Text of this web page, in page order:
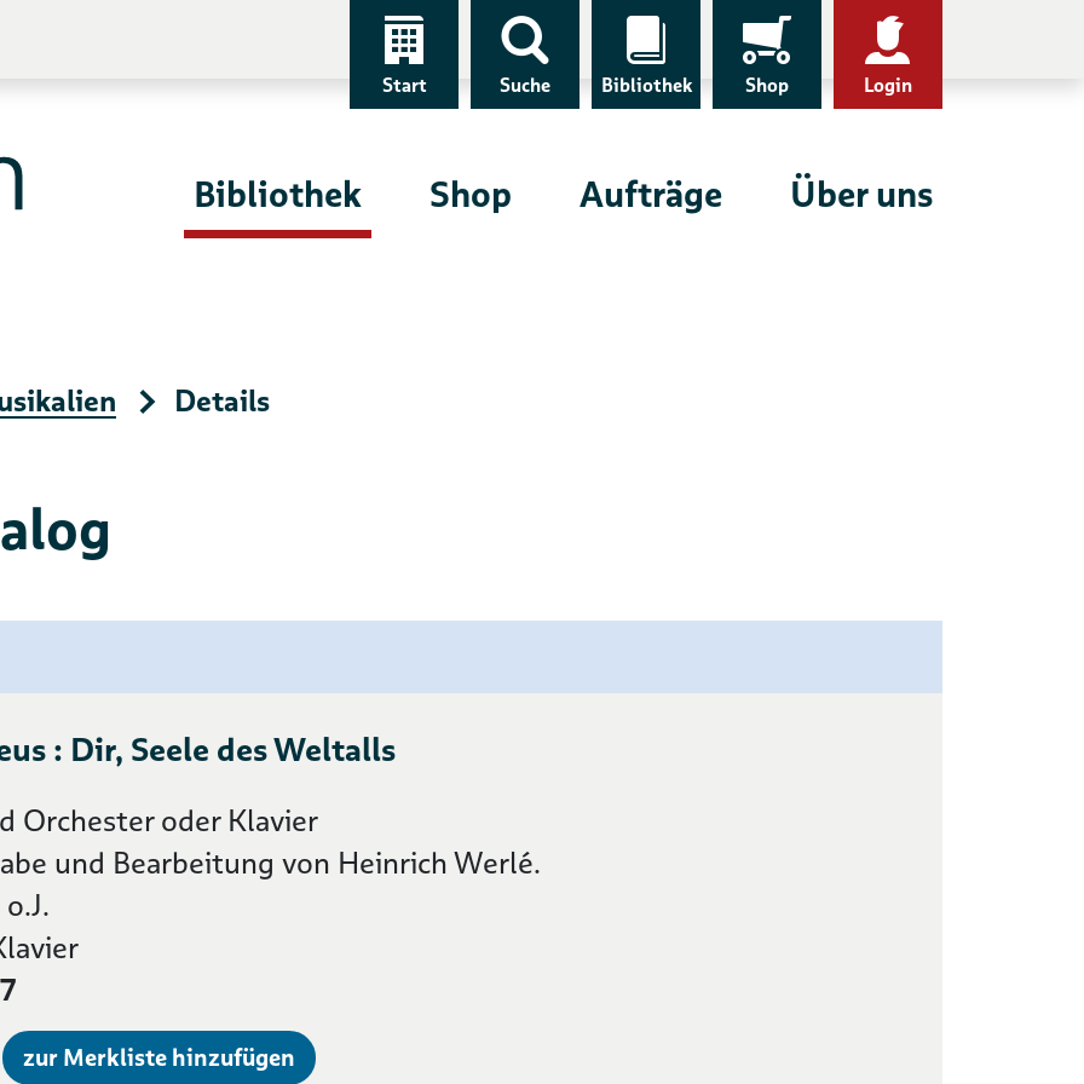
Start Suche Bibliothek Shop Login
Bibliothek Shop Aufträge Über uns
Details
: Dir, Seele des Weltalls
Orchester oder Klavier
und Bearbeitung von Heinrich Werlé.
zur Merkliste hinzufügen